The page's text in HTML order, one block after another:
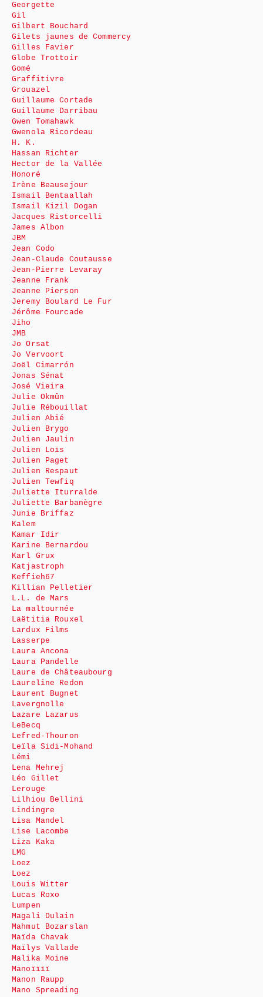
Georgette
Gil
Gilbert Bouchard
Gilets jaunes de Commercy
Gilles Favier
Globe Trottoir
Gomé
Graffitivre
Grouazel
Guillaume Cortade
Guillaume Darribau
Gwen Tomahawk
Gwenola Ricordeau
H. K.
Hassan Richter
Hector de la Vallée
Honoré
Irène Beausejour
Ismail Bentaallah
Ismail Kizil Dogan
Jacques Ristorcelli
James Albon
JBM
Jean Codo
Jean-Claude Coutausse
Jean-Pierre Levaray
Jeanne Frank
Jeanne Pierson
Jeremy Boulard Le Fur
Jérôme Fourcade
Jiho
JMB
Jo Orsat
Jo Vervoort
Joël Cimarrón
Jonas Sénat
José Vieira
Julie Okmûn
Julie Rébouillat
Julien Abié
Julien Brygo
Julien Jaulin
Julien Loïs
Julien Paget
Julien Respaut
Julien Tewfiq
Juliette Iturralde
Juliette Barbanègre
Junie Briffaz
Kalem
Kamar Idir
Karine Bernardou
Karl Grux
Katjastroph
Keffieh67
Killian Pelletier
L.L. de Mars
La maltournée
Laëtitia Rouxel
Lardux Films
Lasserpe
Laura Ancona
Laura Pandelle
Laure de Châteaubourg
Laureline Redon
Laurent Bugnet
Lavergnolle
Lazare Lazarus
LeBecq
Lefred-Thouron
Leïla Sidi-Mohand
Lémi
Lena Mehrej
Léo Gillet
Lerouge
Lilhiou Bellini
Lindingre
Lisa Mandel
Lise Lacombe
Liza Kaka
LMG
Loez
Loez
Louis Witter
Lucas Roxo
Lumpen
Magali Dulain
Mahmut Bozarslan
Maïda Chavak
Maïlys Vallade
Malika Moine
Manoïïïï
Manon Raupp
Mano Spreading